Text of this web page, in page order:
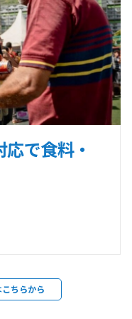
で食料・
ちらから